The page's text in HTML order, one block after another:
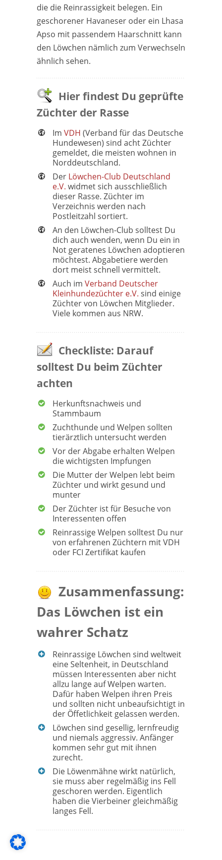
die die Reinrassigkeit belegen. Ein
geschorener Havaneser oder ein Lhasa
Apso mit passendem Haarschnitt kann
den Löwchen nämlich zum Verwechseln
ähnlich sehen.
Hier findest Du geprüfte
Züchter der Rasse
Im VDH (Verband für das Deutsche
Hundewesen) sind acht Züchter
gemeldet, die meisten wohnen in
Norddeutschland.
Der Löwchen-Club Deutschland
e.V. widmet sich ausschließlich
dieser Rasse. Züchter im
Verzeichnis werden nach
Postleitzahl sortiert.
An den Löwchen-Club solltest Du
dich auch wenden, wenn Du ein in
Not geratenes Löwchen adoptieren
möchtest. Abgabetiere werden
dort meist schnell vermittelt.
Auch im Verband Deutscher
Kleinhundezüchter e.V. sind einige
Züchter von Löwchen Mitglieder.
Viele kommen aus NRW.
Checkliste: Darauf
solltest Du beim Züchter
achten
Herkunftsnachweis und
Stammbaum
Zuchthunde und Welpen sollten
tierärztlich untersucht werden
Vor der Abgabe erhalten Welpen
die wichtigsten Impfungen
Die Mutter der Welpen lebt beim
Züchter und wirkt gesund und
munter
Der Züchter ist für Besuche von
Interessenten offen
Reinrassige Welpen solltest Du nur
von erfahrenen Züchtern mit VDH
oder FCI Zertifikat kaufen
Zusammenfassung:
Das Löwchen ist ein
wahrer Schatz
Reinrassige Löwchen sind weltweit
eine Seltenheit, in Deutschland
müssen Interessenten aber nicht
allzu lange auf Welpen warten.
Dafür haben Welpen ihren Preis
und sollten nicht unbeaufsichtigt in
der Öffetlichkeit gelassen werden.
Löwchen sind gesellig, lernfreudig
und niemals aggressiv. Anfänger
kommen sehr gut mit ihnen
zurecht.
Die Löwenmähne wirkt natürlich,
sie muss aber regelmäßig ins Fell
geschoren werden. Eigentlich
haben die Vierbeiner gleichmäßig
langes Fell.